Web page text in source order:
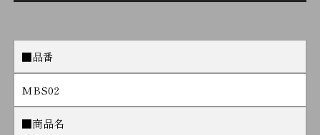
■品番
MBS02
■商品名